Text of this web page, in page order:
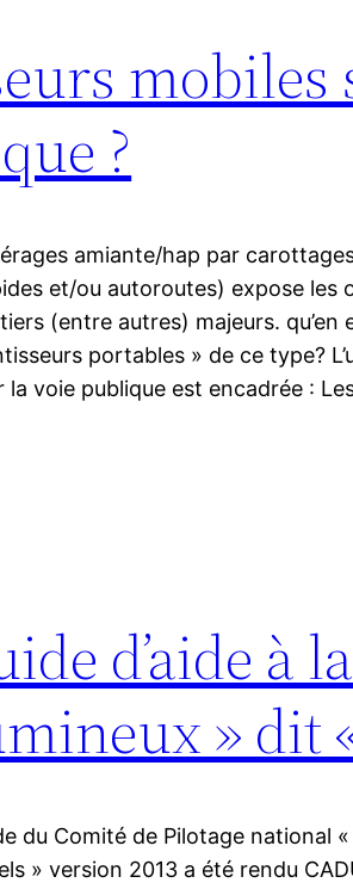
?
amiante/hap par
et/ou autoroutes) expose les
(entre autres) majeurs. qu’en
portables » de ce type?
la voie publique est encadrée :
d’aide à
» dit
du Comité de Pilotage national
» version 2013 a été rendu